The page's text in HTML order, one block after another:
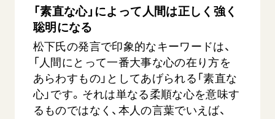
「素直な心」によって人間は正しく強く
聡明になる
松下氏の発言で印象的なキーワードは、
「人間にとって一番大事な心の在り方を
あらわすもの」としてあげられる「素直な
心」です。それは単なる柔順な心を意味す
るものではなく、本人の言葉でいえば、